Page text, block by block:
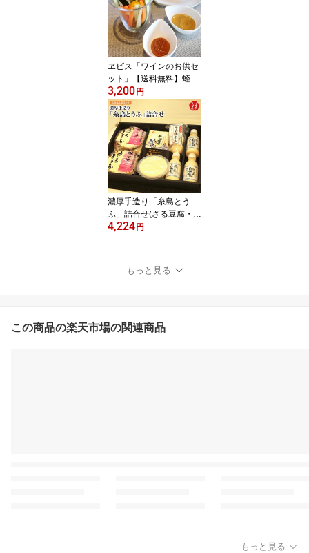
ヱビス「ワインのお供セ
ット」【送料無料】蛭子
屋合名会社 コクトマト
カレーチーズ ガーリック
九州 福岡 お取り寄せグ
ルメ 福岡県よかもんショ
ップ
3,200 円
濃厚手造り「糸島とう
ふ」詰合せ(ざる豆腐・志
摩とうふ・珠とうふ・豆
州 福岡 お取り寄せグル
メ 福岡県よかもんショッ
4,224 円
もっと見る
この商品の楽天市場の関連商品
もっと見る